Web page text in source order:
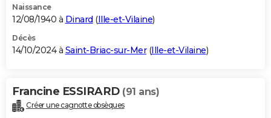
Naissance
12/08/1940 à Dinard (Ille-et-Vilaine)
Décès
14/10/2024 à Saint-Briac-sur-Mer(Ille-et-Vilaine)
Francine ESSIRARD (91 ans)
Créer une cagnotte obsèques